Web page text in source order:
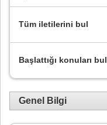
Tüm iletilerini bul
Başlattığı konuları bul
Genel Bilgi